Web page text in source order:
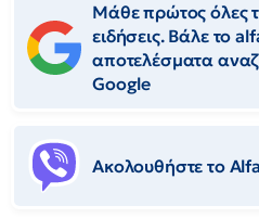
Μάθε πρώτος όλες
ειδήσεις. Βάλε το
αποτελέσματα
Google
Ακολουθήστε το